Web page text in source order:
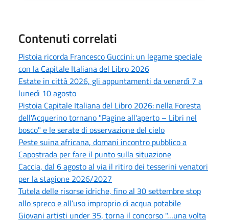
Contenuti correlati
Pistoia ricorda Francesco Guccini: un legame speciale
con la Capitale Italiana del Libro 2026
Estate in città 2026, gli appuntamenti da venerdì 7 a
lunedì 10 agosto
Pistoia Capitale Italiana del Libro 2026: nella Foresta
dell'Acquerino tornano "Pagine all'aperto – Libri nel
bosco" e le serate di osservazione del cielo
Peste suina africana, domani incontro pubblico a
Capostrada per fare il punto sulla situazione
Caccia, dal 6 agosto al via il ritiro dei tesserini venatori
per la stagione 2026/2027
Tutela delle risorse idriche, fino al 30 settembre stop
allo spreco e all’uso improprio di acqua potabile
Giovani artisti under 35, torna il concorso "…una volta